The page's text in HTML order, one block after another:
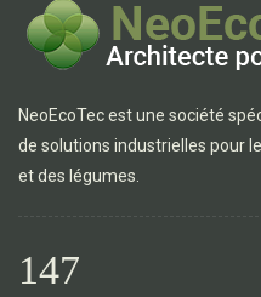
NeoEcoTec est une société
de solutions industrielles pour
et des légumes.
147